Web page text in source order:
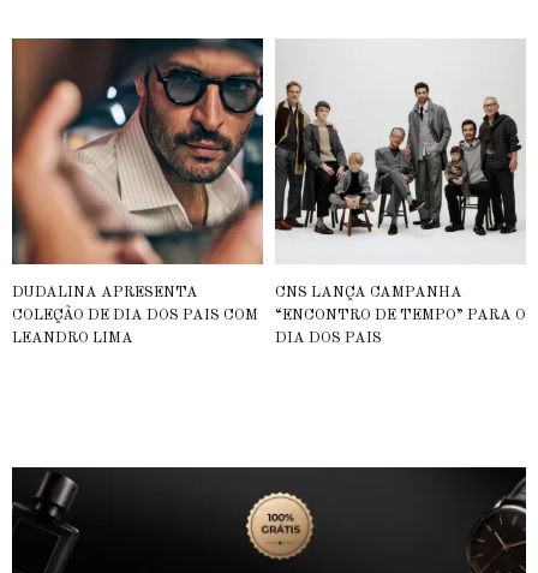
DUDALINA APRESENTA
COLEÇÃO DE DIA DOS PAIS COM
LEANDRO LIMA
CNS LANÇA CAMPANHA
“ENCONTRO DE TEMPO” PARA O
DIA DOS PAIS